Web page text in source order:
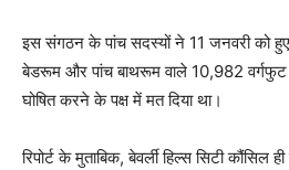
इस संगठन के पांच सदस्यों ने 11 जनवरी को
बेडरूम और पांच बाथरूम वाले 10,982 वर्गफुट
घोषित करने के पक्ष में मत दिया था।
रिपोर्ट के मुताबिक, बेवर्ली हिल्स सिटी कौंसिल